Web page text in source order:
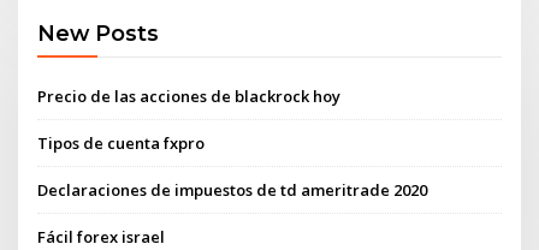
New Posts
Precio de las acciones de blackrock hoy
Tipos de cuenta fxpro
Declaraciones de impuestos de td ameritrade 2020
Fácil forex israel